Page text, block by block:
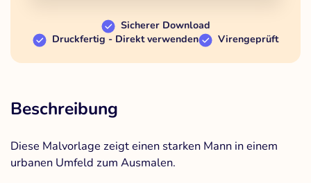
Sicherer Download
Druckfertig - Direkt verwenden
Virengeprüft
Beschreibung
Diese Malvorlage zeigt einen starken Mann in einem
urbanen Umfeld zum Ausmalen.